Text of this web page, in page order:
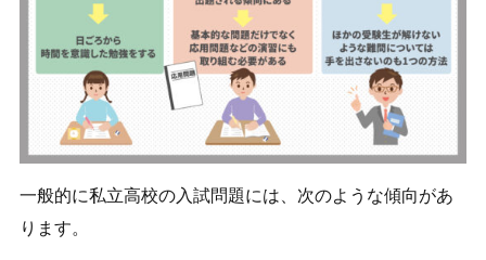
一般的に私立高校の入試問題には、次のような傾向があ
ります。